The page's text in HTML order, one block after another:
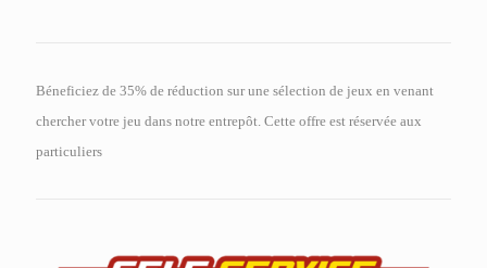
Béneficiez de 35% de réduction sur une sélection de jeux en venant
chercher votre jeu dans notre entrepôt. Cette offre est réservée aux
particuliers